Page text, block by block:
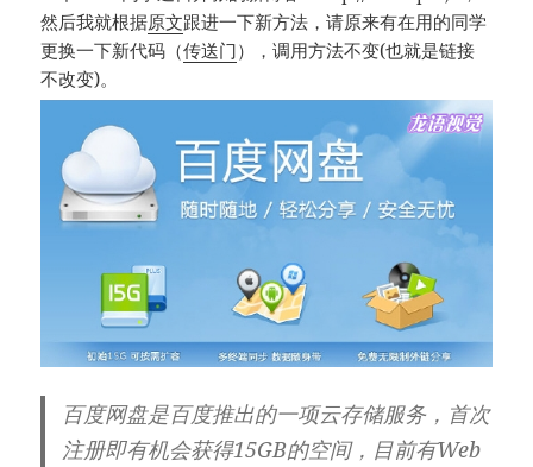
然后我就根据原文跟进一下新方法，请原来有在用的同学
更换一下新代码（传送门），调用方法不变(也就是链接
不改变)。
百度网盘是百度推出的一项云存储服务，首次
注册即有机会获得15GB的空间，目前有Web